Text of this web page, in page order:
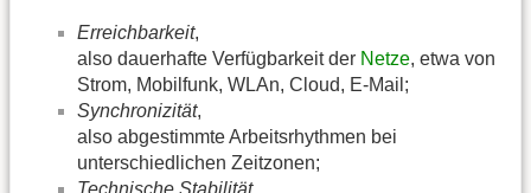
Erreichbarkeit,
also dauerhafte Verfügbarkeit der Netze, etwa von
Strom, Mobilfunk, WLAn, Cloud, E-Mail;
Synchronizität,
also abgestimmte Arbeitsrhythmen bei
unterschiedlichen Zeitzonen;
Technische Stabilität,